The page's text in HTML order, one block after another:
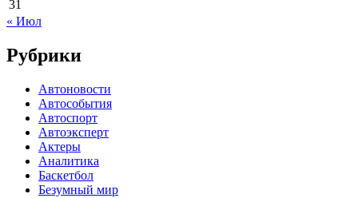
31
« Июл
Рубрики
Автоновости
Автособытия
Автоспорт
Автоэксперт
Актеры
Аналитика
Баскетбол
Безумный мир